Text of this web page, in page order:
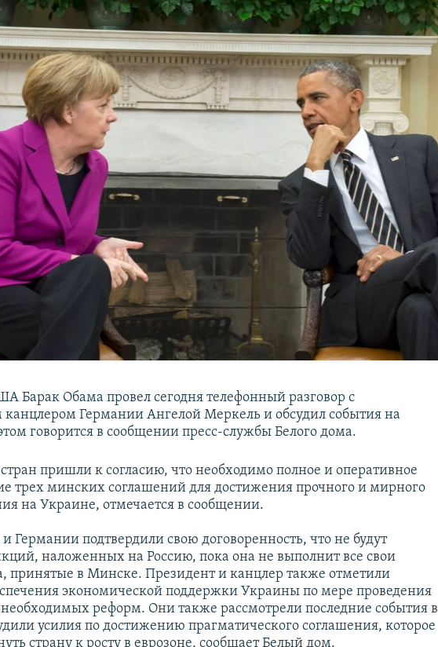
Барак Обама провел сегодня телефонный разговор с
Германии Ангелой Меркель и обсудил события на
говорится в сообщении пресс-службы Белого дома.
пришли к согласию, что необходимо полное и оперативное
трех минских соглашений для достижения прочного и мирного
на Украине, отмечается в сообщении.
подтвердили свою договоренность, что не будут
наложенных на Россию, пока она не выполнит все свои
принятые в Минске. Президент и канцлер также отметили
экономической поддержки Украины по мере проведения
необходимых реформ. Они также рассмотрели последние события в
усилия по достижению прагматического соглашения, которое
страну к росту в еврозоне, сообщает Белый дом.